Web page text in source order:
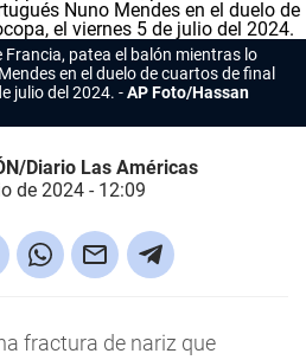
Francia, patea el balón mientras lo
en el duelo de cuartos de final
julio del 2024.
AP Foto/Hassan
Diario Las Américas
de 2024 - 12:09
fractura de nariz que